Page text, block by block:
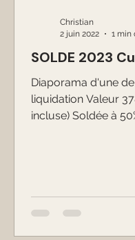
SOLDE 2023
Diaporama d'une de nos cuisine expo en
liquidation Valeur
incluse) Soldée à
Christian
2 juin 2022
1 min